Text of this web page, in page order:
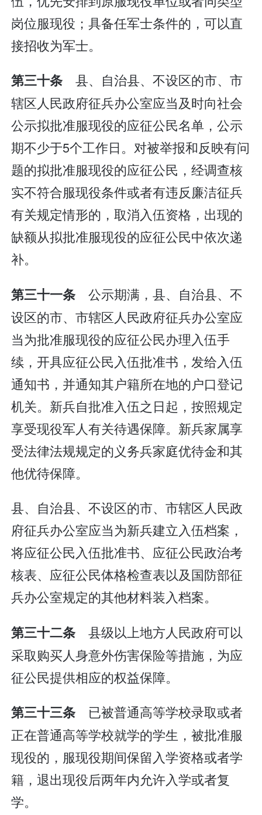
岗位服现役；具备任军士条件的，可以直
接招收为军士。
第三十条 县、自治县、不设区的市、市
辖区人民政府征兵办公室应当及时向社会
公示拟批准服现役的应征公民名单，公示
期不少于5个工作日。对被举报和反映有问
题的拟批准服现役的应征公民，经调查核
实不符合服现役条件或者有违反廉洁征兵
有关规定情形的，取消入伍资格，出现的
缺额从拟批准服现役的应征公民中依次递
补。
第三十一条 公示期满，县、自治县、不
设区的市、市辖区人民政府征兵办公室应
当为批准服现役的应征公民办理入伍手
续，开具应征公民入伍批准书，发给入伍
通知书，并通知其户籍所在地的户口登记
机关。新兵自批准入伍之日起，按照规定
享受现役军人有关待遇保障。新兵家属享
受法律法规规定的义务兵家庭优待金和其
他优待保障。
县、自治县、不设区的市、市辖区人民政
府征兵办公室应当为新兵建立入伍档案，
将应征公民入伍批准书、应征公民政治考
核表、应征公民体格检查表以及国防部征
兵办公室规定的其他材料装入档案。
第三十二条 县级以上地方人民政府可以
采取购买人身意外伤害保险等措施，为应
征公民提供相应的权益保障。
第三十三条 已被普通高等学校录取或者
正在普通高等学校就学的学生，被批准服
现役的，服现役期间保留入学资格或者学
籍，退出现役后两年内允许入学或者复
学。